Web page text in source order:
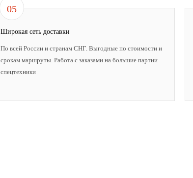
05
Широкая сеть доставки
По всей России и странам СНГ. Выгодные по стоимости и
срокам маршруты. Работа с заказами на большие партии
спецтехники